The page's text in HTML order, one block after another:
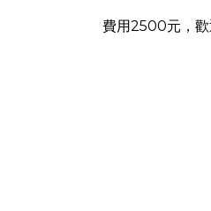
費用2500元， 歡